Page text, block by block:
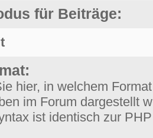
für Beiträge:
hier, in welchem Format
im Forum dargestellt
ist identisch zur